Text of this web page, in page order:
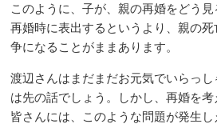
このように、子が、親の再婚をどう
再婚時に表出するというより、親の
争になることがままあります。
渡辺さんはまだまだお元気でいらっ
は先の話でしょう。しかし、再婚を
皆さんには、このような問題が発生